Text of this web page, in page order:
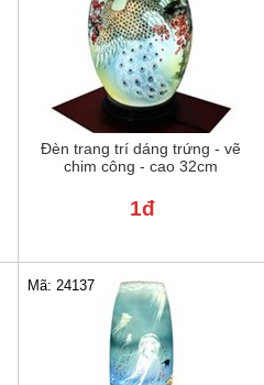
Đèn trang trí dáng trứng - vẽ
chim công - cao 32cm
1đ
Mã: 24137